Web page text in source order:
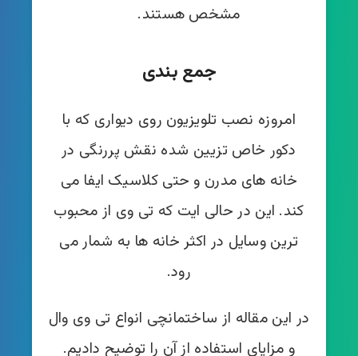
مشخص هستند.
جمع بندی
امروزه نصب تلویزیون روی دیواری که با
دکور خاص تزیین شده نقش پررنگی در
خانه های مدرن و حتی کلاسیک ایفا می
کند. این در حالی ایت که تی وی از محبوب
ترین وسایل در اکثر خانه ها به شمار می
رود.
در این مقاله از ساختمانچی انواع تی وی وال
و مزایای استفاده از آن را توضیح دادیم.